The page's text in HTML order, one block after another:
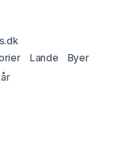
Lande
Byer